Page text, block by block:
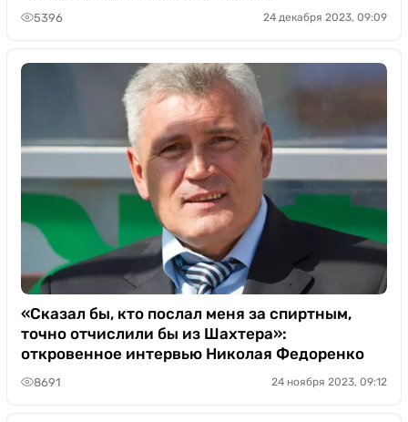
5396 24 декабря 2023, 09:09
«Сказал бы, кто послал меня за спиртным,
точно отчислили бы из Шахтера»:
откровенное интервью Николая Федоренко
8691 24 ноября 2023, 09:12